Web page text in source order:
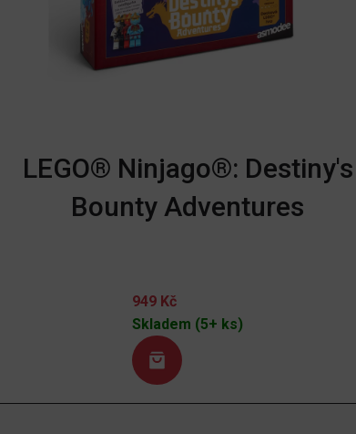
LEGO® Ninjago®: Destiny's
Bounty Adventures
949 Kč
Skladem (5+ ks)